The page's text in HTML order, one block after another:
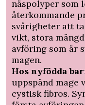
näspolyper som
återkommande
svårigheter att
vikt, stora
avföring som är
magen.
Hos nyfödda
uppspänd mage
cystisk fibros.